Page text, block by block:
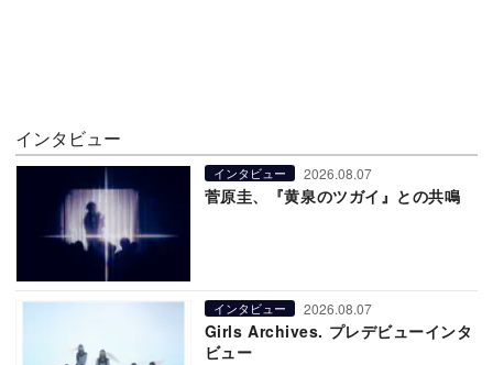
インタビュー
インタビュー 2026.08.07
菅原圭、『黄泉のツガイ』との共鳴
インタビュー 2026.08.07
Girls Archives. プレデビューインタ
ビュー